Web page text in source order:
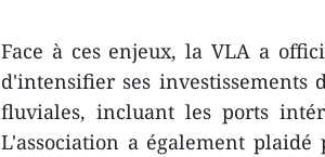
Face à ces enjeux, la VLA a
d'intensifier ses investissements
fluviales, incluant les ports
L'association a également